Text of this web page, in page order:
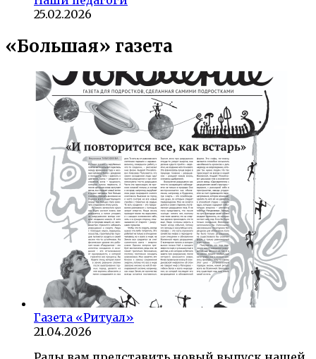
25.02.2026
«Большая» газета
Газета «Ритуал»
21.04.2026